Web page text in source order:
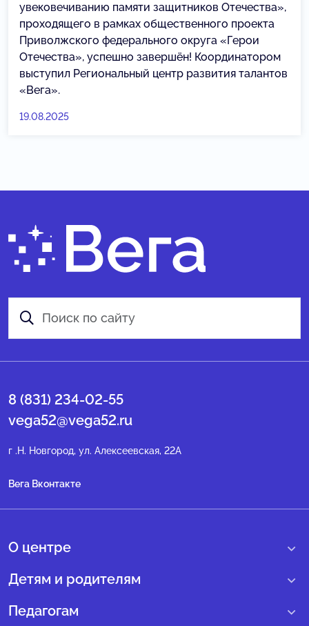
увековечиванию памяти защитников Отечества»,
проходящего в рамках общественного проекта
Приволжского федерального округа «Герои
Отечества», успешно завершён! Координатором
выступил Региональный центр развития талантов
«Вега».
19.08.2025
8 (831) 234-02-55
vega52@vega52.ru
г .Н. Новгород, ул. Алексеевская, 22А
Вега Вконтакте
О центре
О нас
Структура регионального центра
Детям и родителям
Учебные интенсивные сборы
Педагогам